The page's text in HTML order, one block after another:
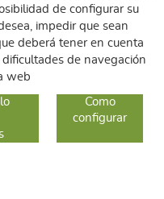
de configurar su
impedir que sean
deberá tener en cuenta
de navegación
web
Como
configurar